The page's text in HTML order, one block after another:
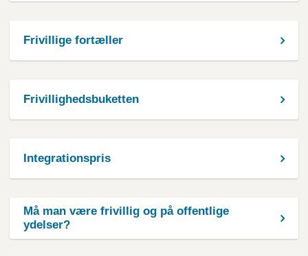
Frivillige fortæller
Frivillighedsbuketten
Integrationspris
Må man være frivillig og på offentlige
ydelser?